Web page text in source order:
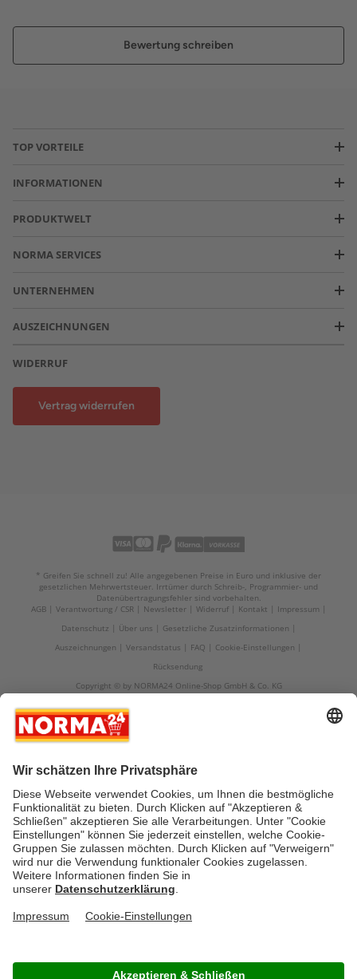
Bewertung schreiben
TOP VORTEILE
INFORMATIONEN
PRODUKTWELT
NORMA SERVICES
UNTERNEHMEN
AUSZEICHNUNGEN
WIDERRUF
Vertrag widerrufen
* Greifen Sie schnell zu! Alle angegebenen Preise in Euro und inklusive der
gesetzlichen Mehrwertsteuer. Irrtümer durch Schreib-, Programmier- und
Datenübertragungsfehler sind vorbehalten.
AGB
Verantwortung / CSR Newsletter Widerruf Kontakt
Impressum
Datenschutz
Über uns
Gesetzliche Zusatzinformationen
Auszeichnungen
Versandstatus FAQ
Cookie-Einstellungen
Rücksendung
Copyright © by NORMA24 Online-Shop GmbH & Co. KG